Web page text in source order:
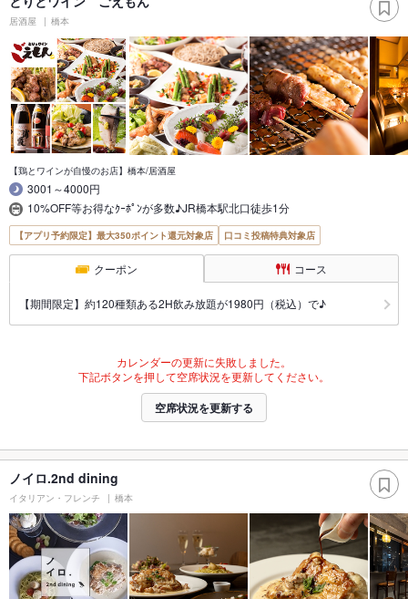
居酒屋 橋本
【鶏とワインが自慢のお店】橋本/居酒屋
3001～4000円
10%OFF等お得なｸｰﾎﾟﾝが多数♪JR橋本駅北口徒歩1分
【アプリ予約限定】最大350ポイント還元対象店 口コミ投稿特典対象店
クーポン コース
【期間限定】約120種類ある2H飲み放題が1980円（税込）で♪
カレンダーの更新に失敗しました。
下記ボタンを押して空席状況を更新してください。
空席状況を更新する
ノイロ.2nd dining
イタリアン・フレンチ 橋本